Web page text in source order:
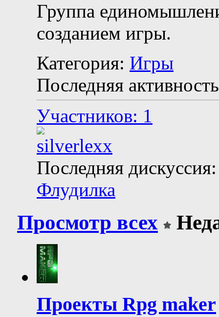
Группа
созданием игры.
Категория: Игры
Последняя
Участников: 1
Последняя дискуссия:
Флудилка
Просмотр всех
Проекты Rpg maker